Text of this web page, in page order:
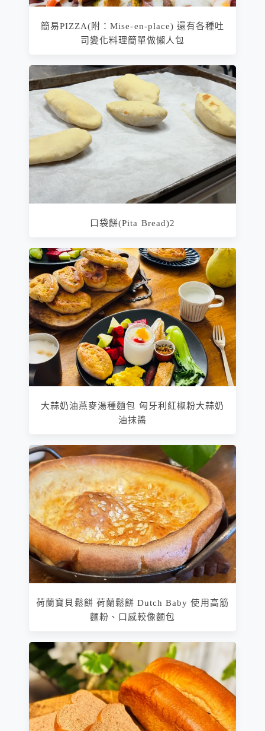
簡易PIZZA(附：Mise-en-place) 還有各種吐
司變化料理簡單做懶人包
口袋餅(Pita Bread)2
大蒜奶油燕麥湯種麵包 匈牙利紅椒粉大蒜奶
油抹醬
荷蘭寶貝鬆餅 荷蘭鬆餅 Dutch Baby 使用高筋
麵粉、口感較像麵包